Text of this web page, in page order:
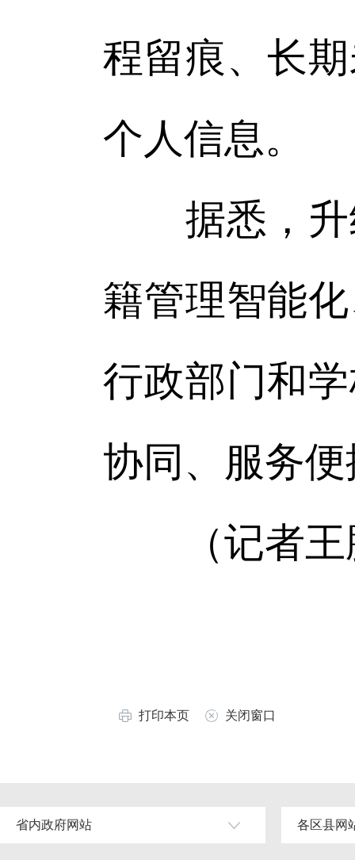
程留痕、长
个人信息。
据悉，升
籍管理智能
行政部门和
协同、服务
（记者王
打印本页 关闭窗口
省内政府网站 各区县网